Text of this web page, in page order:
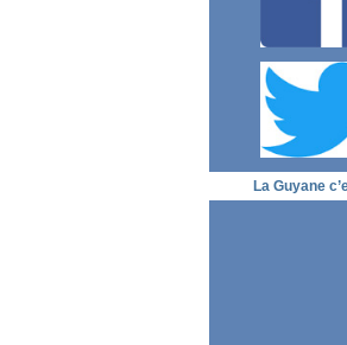
La Guyane